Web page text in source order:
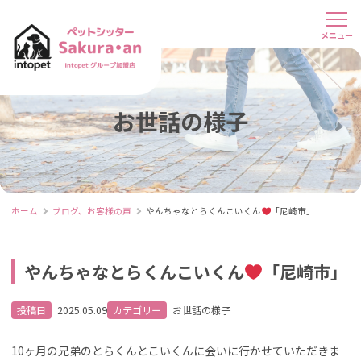
お世話の様子
ホーム ブログ、お客様の声 やんちゃなとらくんこいくん 「尼崎市」
やんちゃなとらくんこいくん 「尼崎市」
投稿日 2025.05.09 カテゴリー お世話の様子
10ヶ月の兄弟のとらくんとこいくんに会いに行かせていただきま